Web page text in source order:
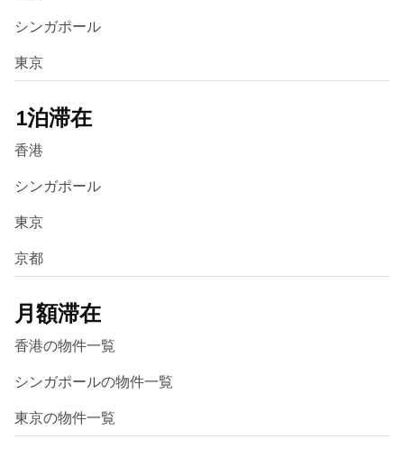
シンガポール
東京
1泊滞在
香港
シンガポール
東京
京都
月額滞在
香港の物件一覧
シンガポールの物件一覧
東京の物件一覧